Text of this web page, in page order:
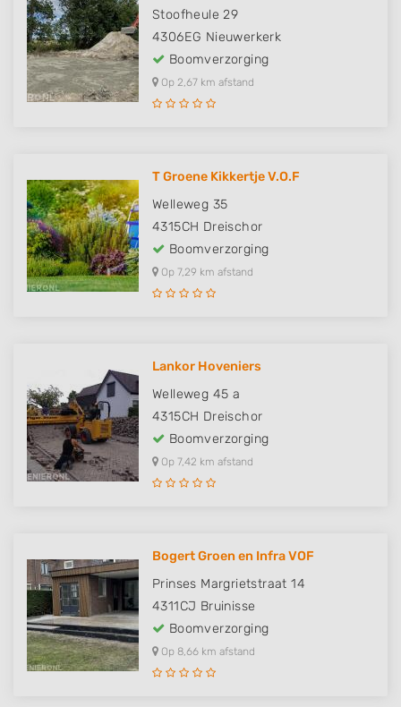
Stoofheule 29
4306EG Nieuwerkerk
Boomverzorging
Op 2,67 km afstand
T Groene Kikkertje V.O.F
Welleweg 35
4315CH Dreischor
Boomverzorging
Op 7,29 km afstand
Lankor Hoveniers
Welleweg 45 a
4315CH Dreischor
Boomverzorging
Op 7,42 km afstand
Bogert Groen en Infra VOF
Prinses Margrietstraat 14
4311CJ Bruinisse
Boomverzorging
Op 8,66 km afstand